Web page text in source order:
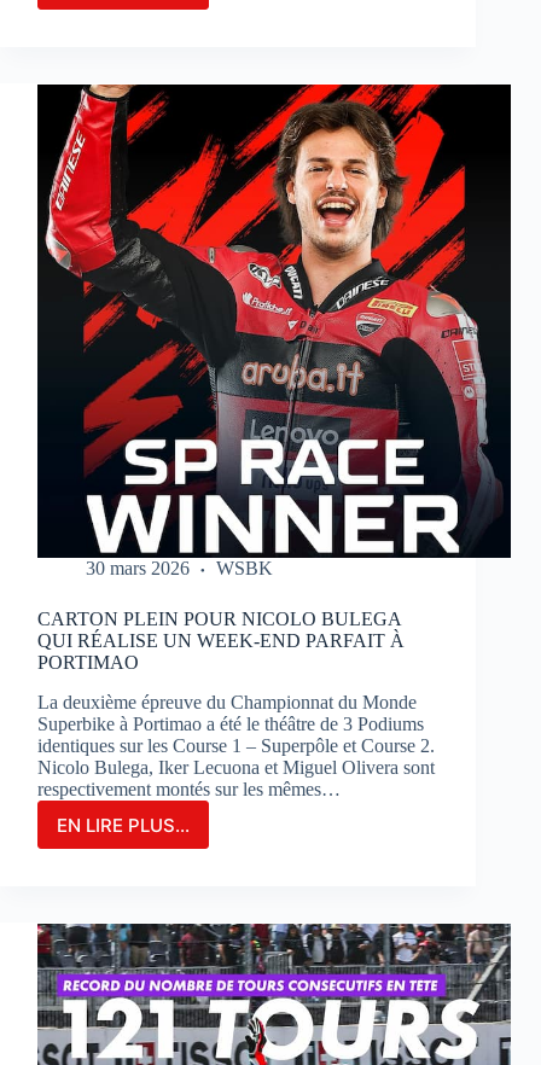
#1
PARTIRA
EN
POSITION
POUR
LA
3ÈME
FOIS
CONSÉCUTIVE
AUX
HEURES
MOTOS
SUR
LE
CIRCUIT
BUGATTI
LE
MANS
30 mars 2026 WSBK
CARTON PLEIN POUR NICOLO BULEGA
QUI RÉALISE UN WEEK-END PARFAIT À
PORTIMAO
La deuxième épreuve du Championnat du Monde
Superbike à Portimao a été le théâtre de 3 Podiums
identiques sur les Course 1 – Superpôle et Course 2.
Nicolo Bulega, Iker Lecuona et Miguel Olivera sont
respectivement montés sur les mêmes…
EN LIRE PLUS...
CARTON
BULEGA
QUI
RÉALISE
UN
WEEK-
END